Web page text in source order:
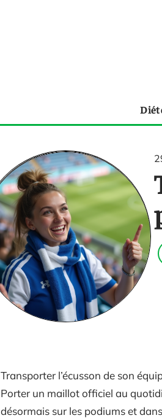
Transporter l’écusson de son
Porter un maillot officiel au
désormais sur les podiums et